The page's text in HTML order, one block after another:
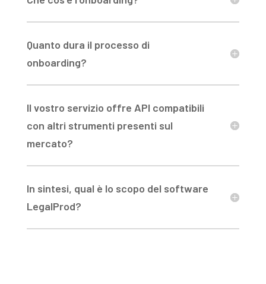
Quanto dura il processo di
onboarding?
Il vostro servizio offre API compatibili
con altri strumenti presenti sul
mercato?
In sintesi, qual è lo scopo del software
LegalProd?